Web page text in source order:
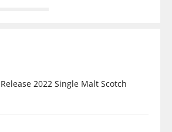
2022 Single Malt Scotch